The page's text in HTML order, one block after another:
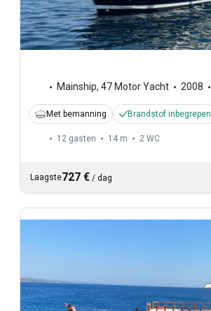
Mainship, 47 Motor Yacht 2008
Met bemanning Brandstof inbegrepen
12 gasten 14 m 2 WC
Laagste727 € / dag